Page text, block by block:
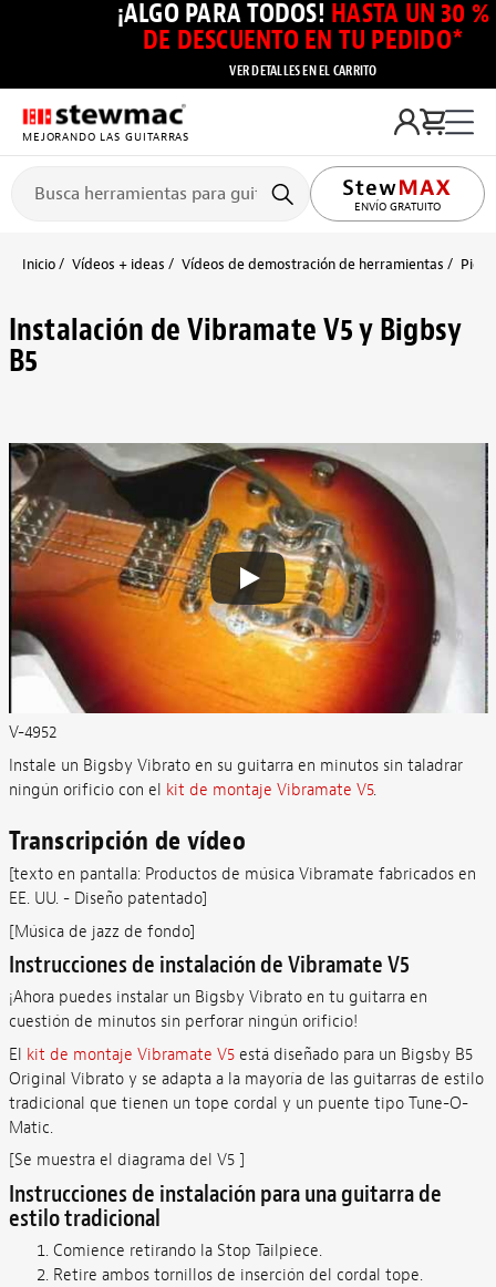
¡ALGO PARA TODOS! HASTA UN 30 %
DE DESCUENTO EN TU PEDIDO*
VER DETALLES EN EL CARRITO
MEJORANDO LAS GUITARRAS
ENVÍO GRATUITO
Inicio Vídeos + ideas Vídeos de demostración de herramientas
Instalación de Vibramate V5 y Bigbsy
B5
V-4952
Instale un Bigsby Vibrato en su guitarra en minutos sin taladrar
ningún orificio con el kit de montaje Vibramate V5.
Transcripción de vídeo
[texto en pantalla: Productos de música Vibramate fabricados en
EE. UU. - Diseño patentado]
[Música de jazz de fondo]
Instrucciones de instalación de Vibramate V5
¡Ahora puedes instalar un Bigsby Vibrato en tu guitarra en
cuestión de minutos sin perforar ningún orificio!
El kit de montaje Vibramate V5está diseñado para un Bigsby B5
Original Vibrato y se adapta a la mayoría de las guitarras de estilo
tradicional que tienen un tope cordal y un puente tipo Tune-O-
Matic.
[Se muestra el diagrama del V5 ]
Instrucciones de instalación para una guitarra de
estilo tradicional
Comience retirando la Stop Tailpiece.
Retire ambos tornillos de inserción del cordal tope.